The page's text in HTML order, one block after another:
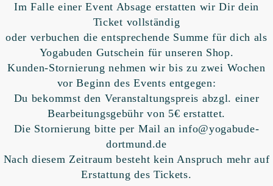
Im Falle einer Event Absage erstatten wir Dir dein
Ticket vollständig
oder verbuchen die entsprechende Summe für dich als
Yogabuden Gutschein für unseren Shop.
Kunden-Stornierung nehmen wir bis zu zwei Wochen
vor Beginn des Events entgegen:
Du bekommst den Veranstaltungspreis abzgl. einer
Bearbeitungsgebühr von 5€ erstattet.
Die Stornierung bitte per Mail an info@yogabude-
dortmund.de
Nach diesem Zeitraum besteht kein Anspruch mehr auf
Erstattung des Tickets.